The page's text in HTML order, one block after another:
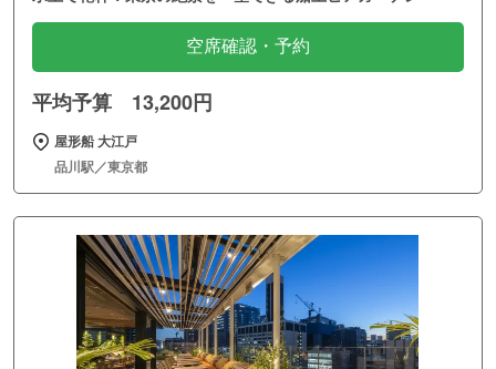
空席確認・予約
平均予算 13,200円
屋形船 大江戸
品川駅／東京都